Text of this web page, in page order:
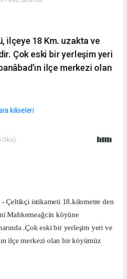
ilçeye 18 Km. uzakta ve
Çok eski bir yerleşim yeri
ilçe merkezi olan
Oku)
- Çeltikçi istikameti 18.kilometre den
Mahkemeağcin köyüne
.Çok eski bir yerleşim yeri ve
ilçe merkezi olan bir köyümüz